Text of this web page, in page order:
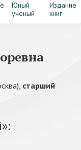
Юный
ученый
Издание
книг
старший